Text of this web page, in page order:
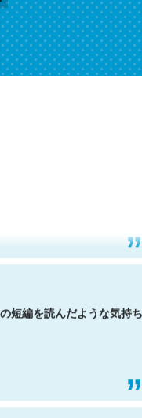
語少しでも読める人は原文
hit. Shit.
短編を読んだような気持ち